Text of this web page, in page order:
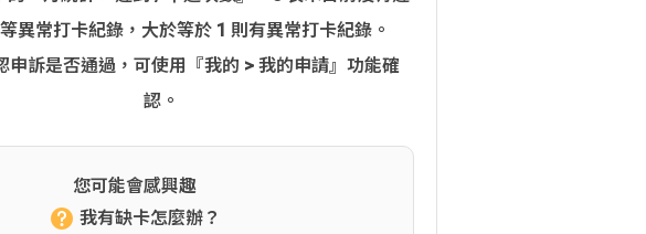
異常打卡紀錄，大於等於 1 則有異常打卡紀錄。
申訴是否通過，可使用『我的 > 我的申請』功能確
認。
您可能會感興趣
我有缺卡怎麼辦？